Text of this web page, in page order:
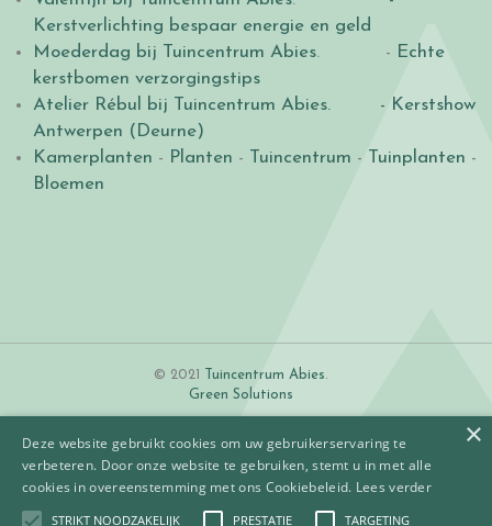
Kerstverlichting bespaar energie en geld
Moederdag bij Tuincentrum Abies. - Echte
kerstbomen verzorgingstips
Atelier Rébul bij Tuincentrum Abies.
- Kerstshow
Antwerpen (Deurne)
Kamerplanten - Planten - Tuincentrum - Tuinplanten -
Bloemen
© 2021 Tuincentrum Abies.
Green Solutions
×
Deze website gebruikt cookies om uw gebruikerservaring te
verbeteren. Door onze website te gebruiken, stemt u in met alle
cookies in overeenstemming met ons Cookiebeleid. Lees verder
STRIKT NOODZAKELIJK PRESTATIE TARGETING